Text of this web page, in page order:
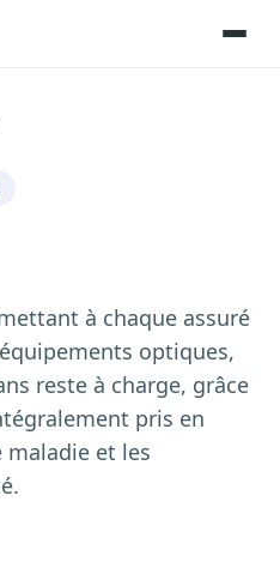
sourcées
transcrites
dossiers longs
avant 10 h
à chaque assuré
optiques,
reste à charge, grâce
pris en
maladie et les